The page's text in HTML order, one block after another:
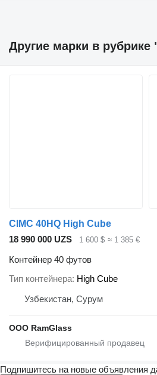
Другие марки в
CIMC 40HQ High Cube
18 990 000 UZS
1 600 $ ≈ 1 385 €
Контейнер 40 футов
Тип контейнера High Cube
Узбекистан, Сурум
ООО RamGlass
Подпишитесь на новые объявления